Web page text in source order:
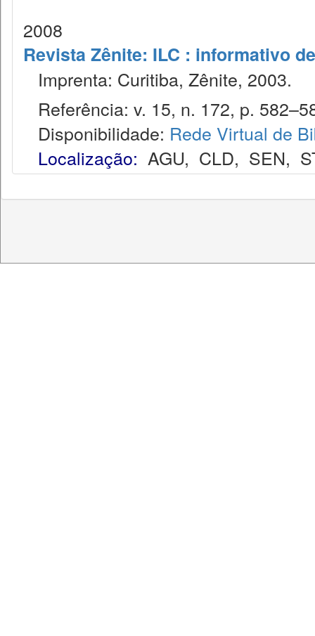
2008
Revista Zênite: ILC : informativo
Imprenta: Curitiba, Zênite, 2003.
Referência: v. 15, n. 172, p.
Disponibilidade: Rede Virtual de
Localização: AGU, CLD, SEN,